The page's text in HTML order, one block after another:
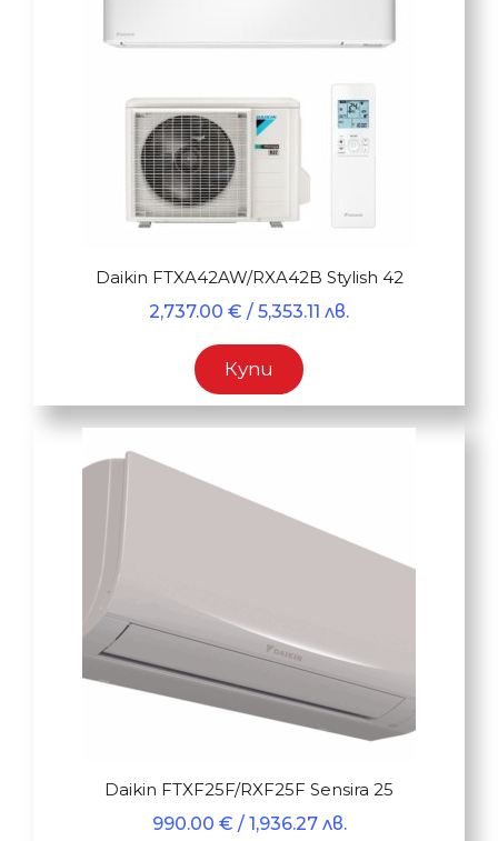
Daikin FTXA42AW/RXA42B Stylish 42
2,737.00 € / 5,353.11 лв.
Купи
Daikin FTXF25F/RXF25F Sensira 25
990.00 € / 1,936.27 лв.